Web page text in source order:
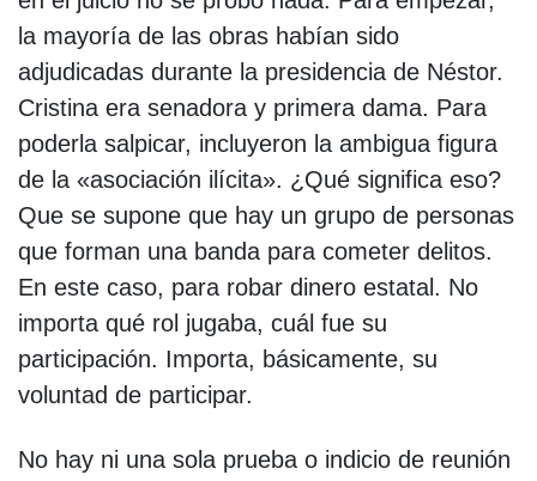
la mayoría de las obras habían sido
adjudicadas durante la presidencia de Néstor.
Cristina era senadora y primera dama. Para
poderla salpicar, incluyeron la ambigua figura
de la «asociación ilícita». ¿Qué significa eso?
Que se supone que hay un grupo de personas
que forman una banda para cometer delitos.
En este caso, para robar dinero estatal. No
importa qué rol jugaba, cuál fue su
participación. Importa, básicamente, su
voluntad de participar.
No hay ni una sola prueba o indicio de reunión